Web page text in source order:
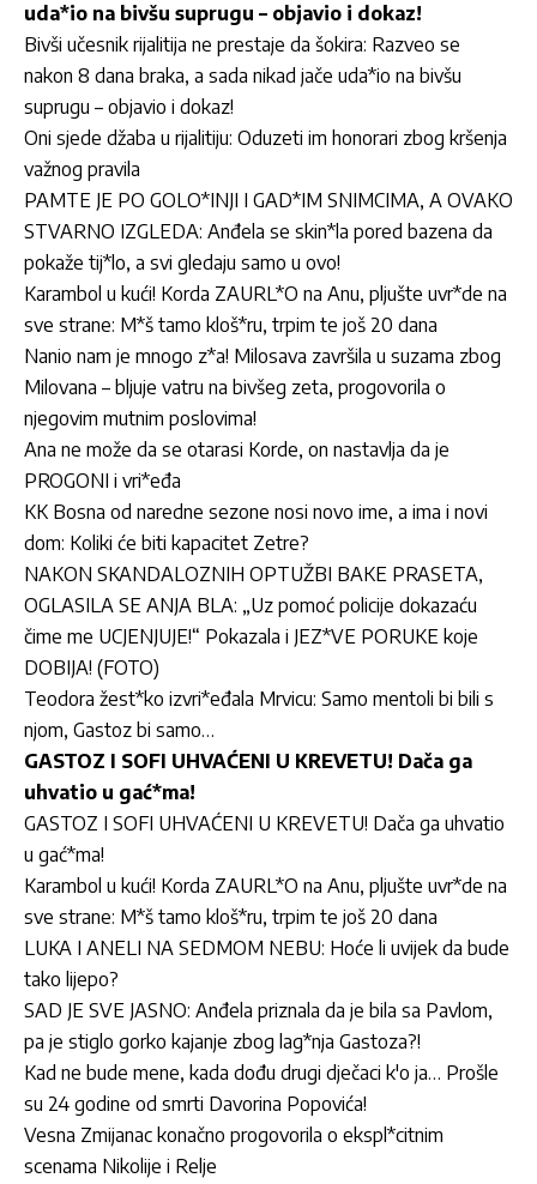
uda*io na bivšu suprugu – objavio i dokaz!
Bivši učesnik rijalitija ne prestaje da šokira: Razveo se
nakon 8 dana braka, a sada nikad jače uda*io na bivšu
suprugu – objavio i dokaz!
Oni sjede džaba u rijalitiju: Oduzeti im honorari zbog kršenja
važnog pravila
PAMTE JE PO GOLO*INJI I GAD*IM SNIMCIMA, A OVAKO
STVARNO IZGLEDA: Anđela se skin*la pored bazena da
pokaže tij*lo, a svi gledaju samo u ovo!
Karambol u kući! Korda ZAURL*O na Anu, pljušte uvr*de na
sve strane: M*š tamo kloš*ru, trpim te još 20 dana
Nanio nam je mnogo z*a! Milosava završila u suzama zbog
Milovana – bljuje vatru na bivšeg zeta, progovorila o
njegovim mutnim poslovima!
Ana ne može da se otarasi Korde, on nastavlja da je
PROGONI i vri*eđa
KK Bosna od naredne sezone nosi novo ime, a ima i novi
dom: Koliki će biti kapacitet Zetre?
NAKON SKANDALOZNIH OPTUŽBI BAKE PRASETA,
OGLASILA SE ANJA BLA: „Uz pomoć policije dokazaću
čime me UCJENJUJE!“ Pokazala i JEZ*VE PORUKE koje
DOBIJA! (FOTO)
Teodora žest*ko izvri*eđala Mrvicu: Samo mentoli bi bili s
njom, Gastoz bi samo…
GASTOZ I SOFI UHVAĆENI U KREVETU! Dača ga
uhvatio u gać*ma!
GASTOZ I SOFI UHVAĆENI U KREVETU! Dača ga uhvatio
u gać*ma!
Karambol u kući! Korda ZAURL*O na Anu, pljušte uvr*de na
sve strane: M*š tamo kloš*ru, trpim te još 20 dana
LUKA I ANELI NA SEDMOM NEBU: Hoće li uvijek da bude
tako lijepo?
SAD JE SVE JASNO: Anđela priznala da je bila sa Pavlom,
pa je stiglo gorko kajanje zbog lag*nja Gastoza?!
Kad ne bude mene, kada dođu drugi dječaci k'o ja… Prošle
su 24 godine od smrti Davorina Popovića!
Vesna Zmijanac konačno progovorila o ekspl*citnim
scenama Nikolije i Relje